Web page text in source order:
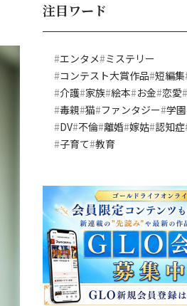
注目ワード
エンタメ ミステリー
コンテスト大賞作品 短編集
介護 家族 絵本 お金 恋愛
毒親 猫 ファンタジー 学園
DV 不倫 離婚 嫁姑 認知症
子育て 教育